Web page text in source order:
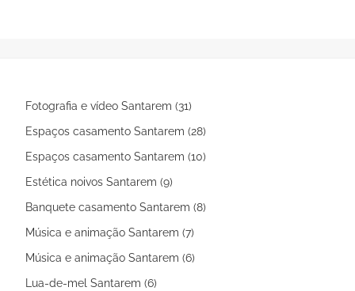
Fotografia e vídeo Santarem (31)
Espaços casamento Santarem (28)
Espaços casamento Santarem (10)
Estética noivos Santarem (9)
Banquete casamento Santarem (8)
Música e animação Santarem (7)
Música e animação Santarem (6)
Lua-de-mel Santarem (6)